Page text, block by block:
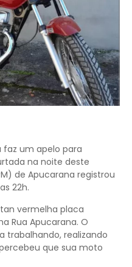
faz um apelo para
na noite deste
de Apucarana registrou
22h.
vermelha placa
Rua Apucarana. O
trabalhando, realizando
que sua moto